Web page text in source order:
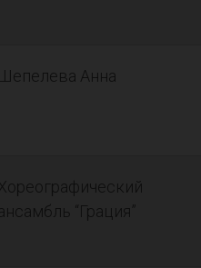
Шепелева Анна
“Грация”